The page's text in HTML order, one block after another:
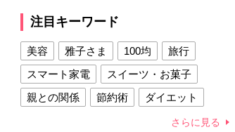
注目キーワード
美容 雅子さま 100均
旅行
スマート家電
スイーツ・お菓子
親との関係
節約術
ダイエット
さらに見る